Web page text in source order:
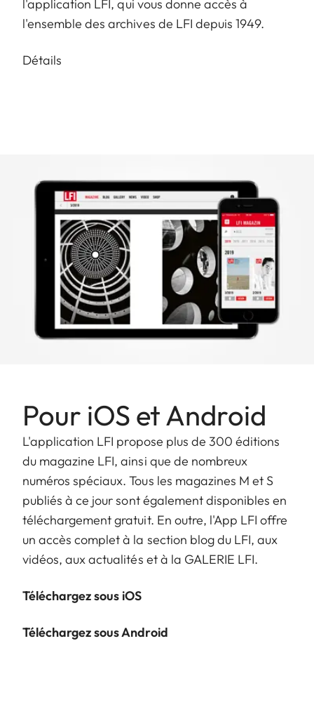
l'application LFI, qui vous donne accès à
l'ensemble des archives de LFI depuis 1949.
Détails
Pour iOS et Android
L'application LFI propose plus de 300 éditions
du magazine LFI, ainsi que de nombreux
numéros spéciaux. Tous les magazines M et S
publiés à ce jour sont également disponibles en
téléchargement gratuit. En outre, l'App LFI offre
un accès complet à la section blog du LFI, aux
vidéos, aux actualités et à la GALERIE LFI.
Téléchargez sous iOS
Téléchargez sous Android